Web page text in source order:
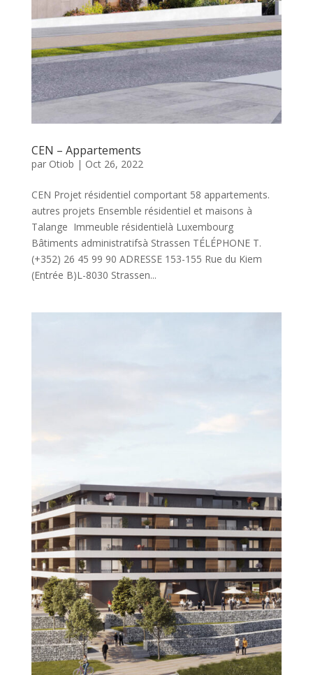
CEN – Appartements
par Otiob | Oct 26, 2022
CEN Projet résidentiel comportant 58 appartements.
autres projets Ensemble résidentiel et maisons à
Talange Immeuble résidentielà Luxembourg
Bâtiments administratifsà Strassen TÉLÉPHONE T.
(+352) 26 45 99 90 ADRESSE 153-155 Rue du Kiem
(Entrée B)L-8030 Strassen...